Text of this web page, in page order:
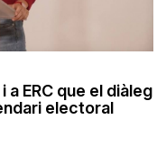
a ERC que el diàleg
electoral